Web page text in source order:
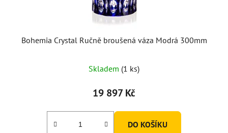
Bohemia Crystal Ručně broušená váza Modrá 300mm
Skladem (1 ks)
19 897 Kč
DO KOŠÍKU